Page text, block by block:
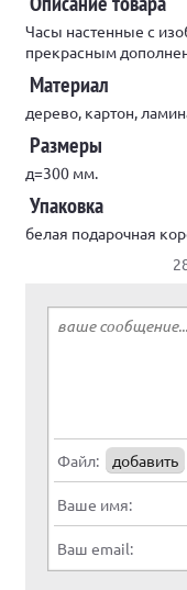
Часы настенные с
прекрасным
Материал
дерево, картон,
Размеры
д=300 мм.
Упаковка
белая подарочная
Файл: добавить
Ваше имя:
Ваш email: